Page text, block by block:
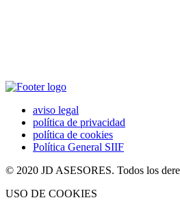
aviso legal
política de privacidad
política de cookies
Política General SIIF
© 2020 JD ASESORES. Todos los
USO DE COOKIES